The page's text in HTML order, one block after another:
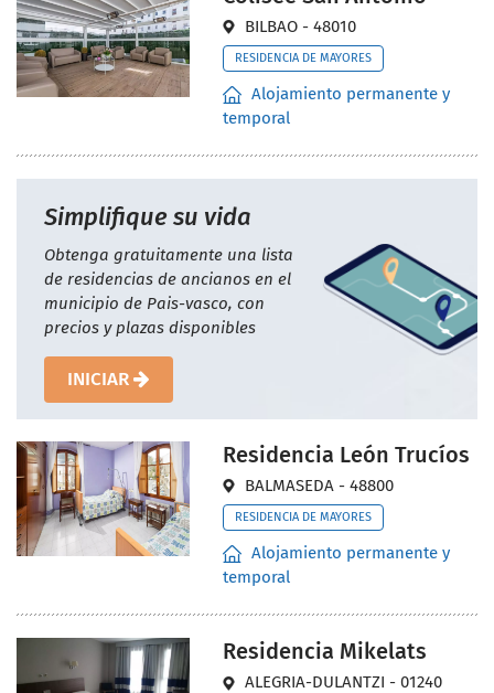
BILBAO - 48010
RESIDENCIA DE MAYORES
Alojamiento permanente y
temporal
Simplifique su vida
Obtenga gratuitamente una lista
de residencias de ancianos en el
municipio de Pais-vasco, con
precios y plazas disponibles
INICIAR
Residencia León Trucíos
BALMASEDA - 48800
RESIDENCIA DE MAYORES
Alojamiento permanente y
temporal
Residencia Mikelats
ALEGRIA-DULANTZI - 01240